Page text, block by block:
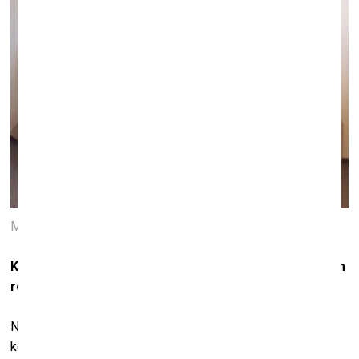
Miko Hincs. Izstāde „
Kāpēc vēlaties pievērst mūsu uzmanību gleznas ārējām
robežām?
No vienas puses tā ir brīva iecere, lai novērtētu virsmu vai
kompozīciju. Var domāt, ka gleznas vidusdaļai ir vērtīgāks